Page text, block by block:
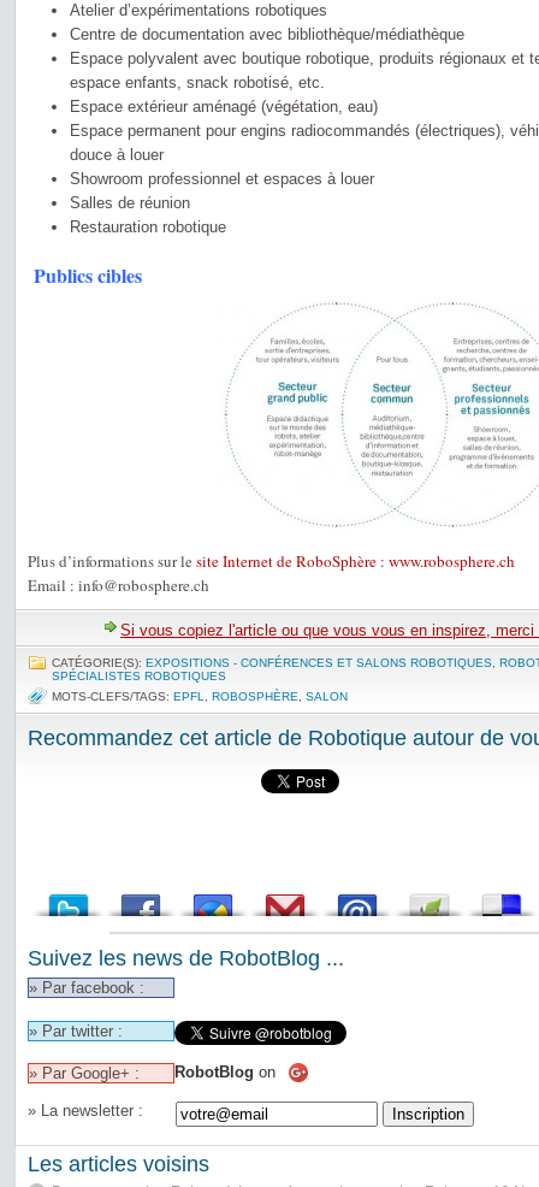
Atelier d’expérimentations robotiques
Centre de documentation avec bibliothèque/médiathèque
Espace polyvalent avec boutique robotique, produits régionaux et
espace enfants, snack robotisé, etc.
Espace extérieur aménagé (végétation, eau)
Espace permanent pour engins radiocommandés (électriques),
douce à louer
Showroom professionnel et espaces à louer
Salles de réunion
Restauration robotique
Publics cibles
Plus d’informations sur le site Internet de RoboSphère : www.robosphere.ch
Email : info@robosphere.ch
Si vous copiez l'article ou que vous vous en inspirez,
CATÉGORIE(S): EXPOSITIONS - CONFÉRENCES ET SALONS ROBOTIQUES
SPÉCIALISTES ROBOTIQUES
MOTS-CLEFS/TAGS: EPFL ROBOSPHÈRE SALON
Recommandez cet article de Robotique autour de
Suivez les news de RobotBlog ...
» Par facebook :
» Par twitter :
» Par Google+ : RobotBlog on
» La newsletter :
Les articles voisins